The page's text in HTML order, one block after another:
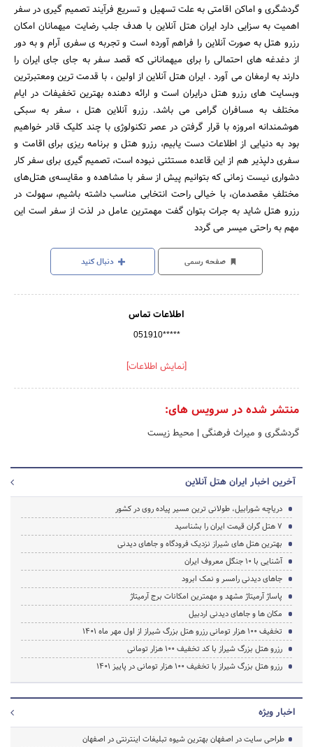
گردشگری و اماکن اقامتی به علت تسهیل و تسریع فرآیند تصمیم گیری در سفر
اهمیت به سزایی دارد ایران هتل آنلاین با هدف جلب رضایت میهمانان امکان
رزرو هتل به صورت آنلاین را فراهم آورده است و تجربه ی سفری آرام و به دور
از دغدغه های احتمالی را برای میهمانانی که قصد سفر به جای جای ایران را
دارند به ارمغان می آورد . ایران هتل آنلاین از اولین ، با قدمت ترین ومعتبرترین
وبسایت های رزرو هتل درایران است و ارائه دهنده بهترین تخفیفات در ایام
مختلف به مسافران گرامی می باشد. رزرو آنلاین هتل ، سفر به سبکی
هوشمندانه امروزه با قرار گرفتن در عصر تکنولوژی با چند کلیک قادر خواهیم
بود به دنیایی از اطلاعات دست یابیم، رزرو هتل و برنامه ریزی برای اقامت و
سفری دلپذیر هم از این قاعده مستثنی نبوده است، تصمیم گیری برای سفر کار
دشواری نیست زمانی که بتوانیم پیش از سفر با مشاهده و مقایسه‌ی هتل‌های
مختلفِ مقصدمان، با خیالی راحت انتخابی مناسب داشته باشیم، سهولت در
رزرو هتل شاید به جرات بتوان گفت مهمترین عامل در لذت از سفر است این
مهم به راحتی میسر می گردد
صفحه رسمی دنبال کنید
اطلاعات تماس
051910*****
[نمایش اطلاعات]
منتشر شده در سرویس های:
گردشگری و میراث فرهنگی | محیط زیست
آخرین اخبار ایران هتل آنلاین
دریاچه شورابیل، طولانی ترین مسیر پیاده روی در کشور
7 هتل گران قیمت ایران را بشناسید
بهترین هتل های شیراز نزدیک فرودگاه و جاهای دیدنی
آشنایی با 10 جنگل معروف ایران
جاهای دیدنی رامسر و نمک ابرود
پاساژ آرمیتاژ مشهد و مهمترین امکانات برج آرمیتاژ
مکان ها و جاهای دیدنی اردبیل
تخفیف 100 هزار تومانی رزرو هتل بزرگ شیراز از اول مهر ماه 1401
رزرو هتل بزرگ شیراز با کد تخفیف 100 هزار تومانی
رزرو هتل بزرگ شیراز با تخفیف 100 هزار تومانی در پاییز 1401
اخبار ویژه
طراحی سایت در اصفهان بهترین شیوه تبلیغات اینترنتی در اصفهان